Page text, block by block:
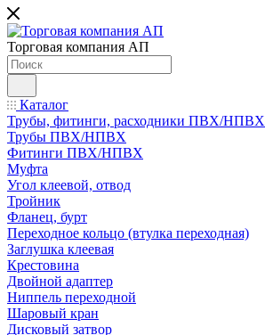
Торговая компания АП
Каталог
Трубы, фитинги, расходники ПВХ/НПВХ
Трубы ПВХ/НПВХ
Фитинги ПВХ/НПВХ
Муфта
Угол клеевой, отвод
Тройник
Фланец, бурт
Переходное кольцо (втулка переходная)
Заглушка клеевая
Крестовина
Двойной адаптер
Ниппель переходной
Шаровый кран
Дисковый затвор